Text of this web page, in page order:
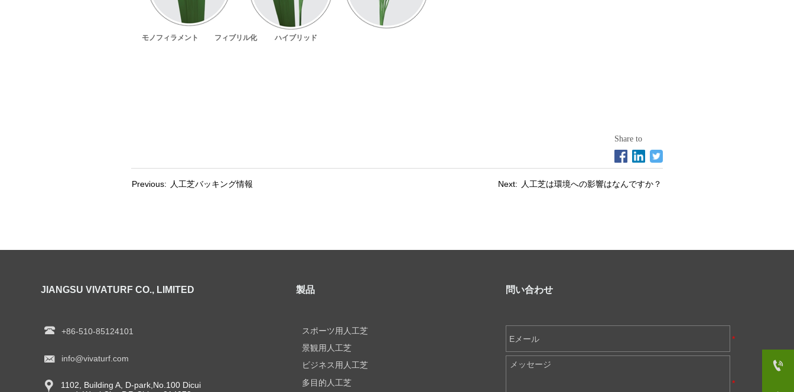
JIANGSU VIVATURF CO., LIMITED
1102, Building A, D-park,No.100 Dicui
 info@vivaturf.com
 +86-510-85124101

問い合わせ
スポーツ用人工芝
景観用人工芝
ビジネス用人工芝
多目的人工芝
製品
モノフィラメント フィブリル化 ハイブリッド
Next: 人工芝は環境への影響はなんですか？
Previous: 人工芝バッキング情報
Share to
